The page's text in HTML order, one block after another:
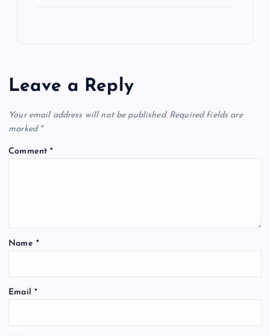
Leave a Reply
Your email address will not be published. Required fields are
marked *
Comment*
Name *
Email *